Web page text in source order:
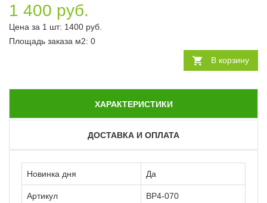
1 400 руб.
Цена за 1 шт: 1400 руб.
Площадь заказа м2: 0
В корзину
ХАРАКТЕРИСТИКИ
ДОСТАВКА И ОПЛАТА
Новинка дня Да
Артикул ВР4-070